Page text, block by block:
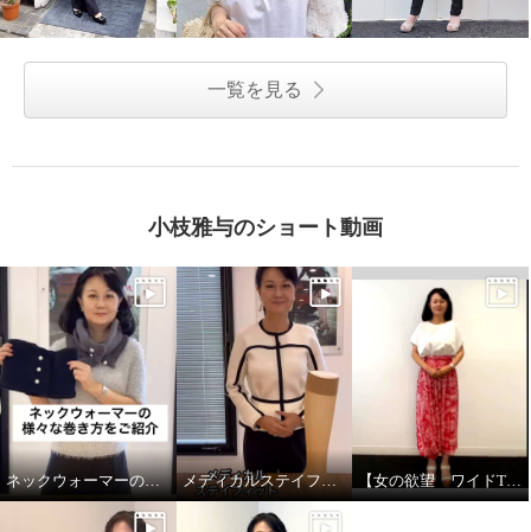
一覧を見る
小枝雅与のショート動画
ネックウォーマーの様々な巻き方 メディカルステイフィットとは